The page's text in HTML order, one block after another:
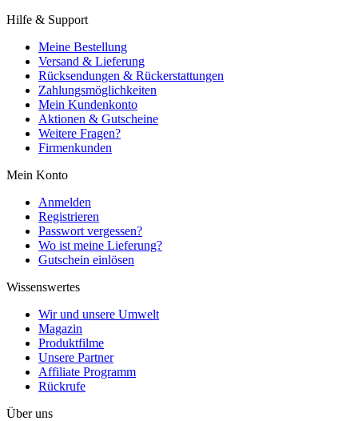
Hilfe & Support
Meine Bestellung
Versand & Lieferung
Rücksendungen & Rückerstattungen
Zahlungsmöglichkeiten
Mein Kundenkonto
Aktionen & Gutscheine
Weitere Fragen?
Firmenkunden
Mein Konto
Anmelden
Registrieren
Passwort vergessen?
Wo ist meine Lieferung?
Gutschein einlösen
Wissenswertes
Wir und unsere Umwelt
Magazin
Produktfilme
Unsere Partner
Affiliate Programm
Rückrufe
Über uns